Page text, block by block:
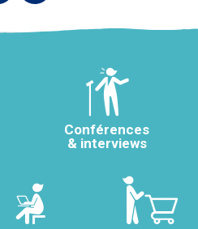
Conférences
& interviews